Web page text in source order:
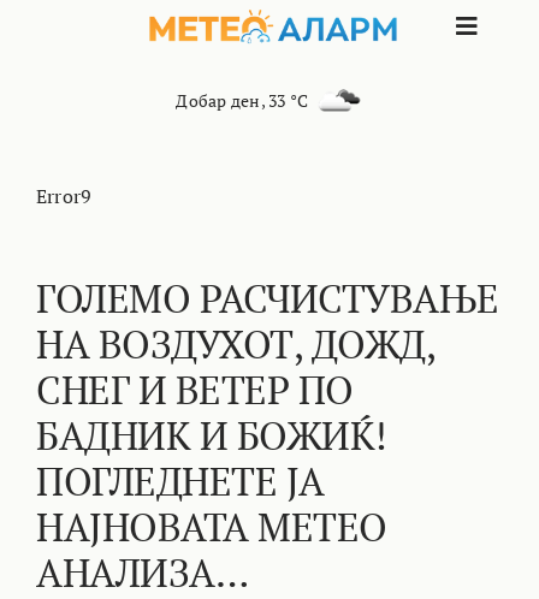
Toggle
ИНТЕРЕСНО
КОНТАКТ
МАРКЕТИНГ
Добар ден, 33 °C
Error9
ГОЛЕМО РАСЧИСТУВАЊЕ
НА ВОЗДУХОТ, ДОЖД,
СНЕГ И ВЕТЕР ПО
БАДНИК И БОЖИЌ!
ПОГЛЕДНЕТЕ ЈА
НАЈНОВАТА МЕТЕО
АНАЛИЗА…